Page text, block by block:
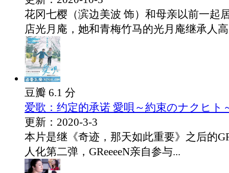
花冈七樱（滨边美波 饰）和母亲以前一起
店光月庵，她和青梅竹马的光月庵继承人
豆瓣 6.1 分
爱歌：约定的承诺 愛唄～約束のナクヒト
更新：2020-3-3
本片是继《奇迹，那天如此重要》之后的
人化第二弹，GReeeeN亲自参与...